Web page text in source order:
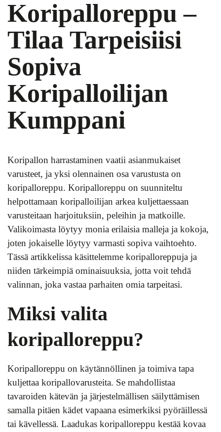
Koripalloreppu –
Tilaa Tarpeisiisi
Sopiva
Koripalloilijan
Kumppani
Koripallon harrastaminen vaatii asianmukaiset
varusteet, ja yksi olennainen osa varustusta on
koripalloreppu. Koripalloreppu on suunniteltu
helpottamaan koripalloilijan arkea kuljettaessaan
varusteitaan harjoituksiin, peleihin ja matkoille.
Valikoimasta löytyy monia erilaisia malleja ja kokoja,
joten jokaiselle löytyy varmasti sopiva vaihtoehto.
Tässä artikkelissa käsittelemme koripalloreppuja ja
niiden tärkeimpiä ominaisuuksia, jotta voit tehdä
valinnan, joka vastaa parhaiten omia tarpeitasi.
Miksi valita
koripalloreppu?
Koripalloreppu on käytännöllinen ja toimiva tapa
kuljettaa koripallovarusteita. Se mahdollistaa
tavaroiden kätevän ja järjestelmällisen säilyttämisen
samalla pitäen kädet vapaana esimerkiksi pyöräillessä
tai kävellessä. Laadukas koripalloreppu kestää kovaa